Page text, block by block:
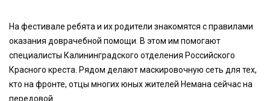
На фестивале ребята и их родители знакомятся с правилами
оказания доврачебной помощи. В этом им помогают
специалисты Калининградского отделения Российского
Красного креста. Рядом делают маскировочную сеть для тех,
кто на фронте, отцы многих юных жителей Немана сейчас на
передовой.